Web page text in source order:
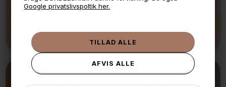
Google privatslivspoltik her.